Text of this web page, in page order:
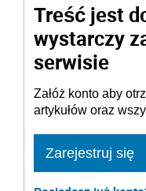
Treść jest
wystarczy
serwisie
Załóż konto aby
artykułów oraz
Zarejestruj się